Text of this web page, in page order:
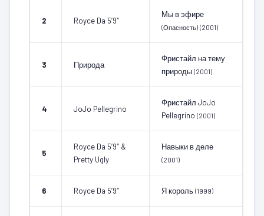
2 Royce Da 5’9″
Мы в эфире
(Опасность) (2001)
3 Природа
Фристайл на тему
природы (2001)
4 JoJo Pellegrino
Фристайл JoJo
Pellegrino (2001)
5
Royce Da 5’9″ &
Pretty Ugly
Навыки в деле
(2001)
6 Royce Da 5’9″ Я король (1999)